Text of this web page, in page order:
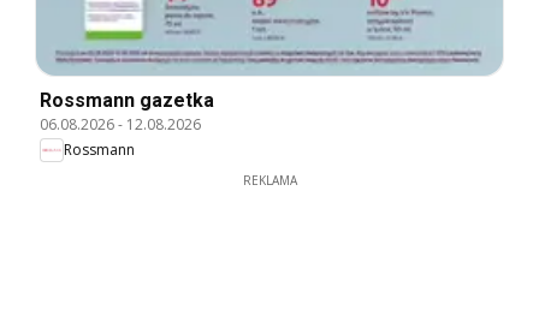
Rossmann gazetka
06.08.2026- 12.08.2026
Rossmann
REKLAMA